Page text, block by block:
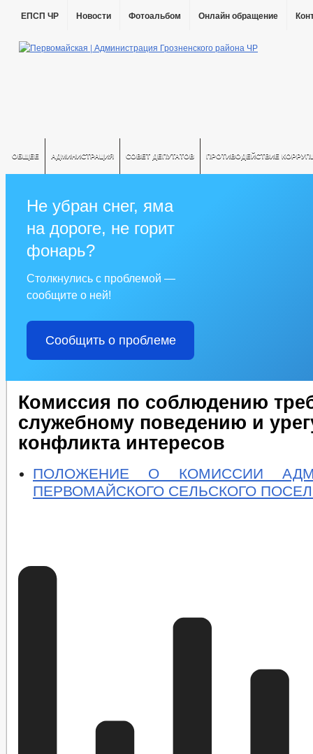
ЕПСП ЧР Новости Фотоальбом Онлайн обращение
ОБЩЕЕ АДМИНИСТРАЦИЯ СОВЕТ ДЕПУТАТОВ ПРОТИВОДЕЙСТВИЕ
Не убран снег, яма
на дороге, не горит
фонарь?
Столкнулись с проблемой —
сообщите о ней!
Сообщить о проблеме
Комиссия по соблюдению
служебному поведению и
конфликта интересов
ПОЛОЖЕНИЕ О КОМИССИИ
ПЕРВОМАЙСКОГО СЕЛЬСКОГО